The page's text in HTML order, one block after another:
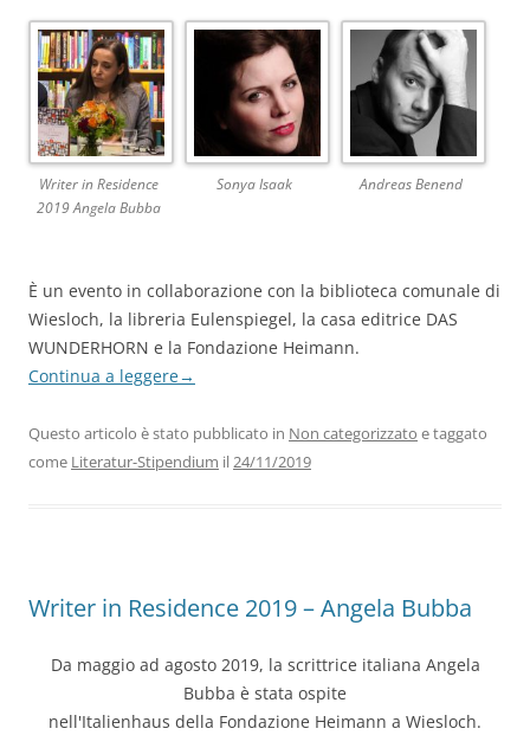
Writer in Residence
2019 Angela Bubba
Sonya Isaak Andreas Benend
È un evento in collaborazione con la biblioteca comunale di
Wiesloch, la libreria Eulenspiegel, la casa editrice DAS
WUNDERHORN e la Fondazione Heimann.
Continua a leggere→
Questo articolo è stato pubblicato in Non categorizzato e taggato
come Literatur-Stipendium il24/11/2019
Writer in Residence 2019 – Angela Bubba
Da maggio ad agosto 2019, la scrittrice italiana Angela
Bubba è stata ospite
nell'Italienhaus della Fondazione Heimann a Wiesloch.